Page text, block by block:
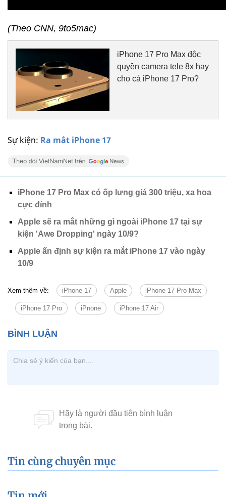
Sự kiện: Ra mắt iPhone 17
(Theo CNN, 9to5mac)
iPhone 17 Pro Max độc
quyền camera tele 8x hay
cho cả iPhone 17 Pro?
iPhone 17 Pro Max có ốp lưng giá 300 triệu, xa hoa
cực đỉnh
Apple sẽ ra mắt những gì ngoài iPhone 17 tại sự
kiện 'Awe Dropping' ngày 10/9?
Apple ấn định sự kiện ra mắt iPhone 17 vào ngày
10/9
Xem thêm về: iPhone 17 Apple iPhone 17 Pro Max
iPhone 17 Pro iPnone iPhone 17 Air
Tin cùng chuyên mục